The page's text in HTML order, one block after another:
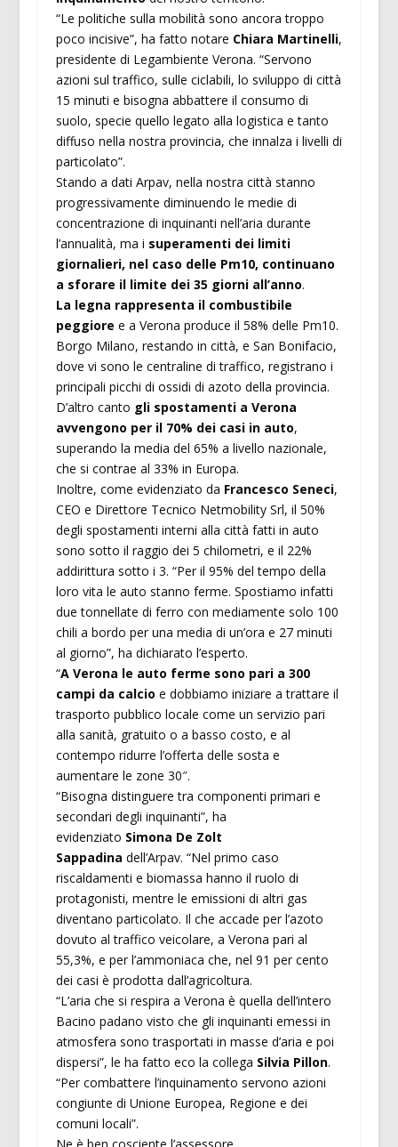
“Le politiche sulla mobilità sono ancora troppo
poco incisive”, ha fatto notare Chiara Martinelli,
presidente di Legambiente Verona. “Servono
azioni sul traffico, sulle ciclabili, lo sviluppo di città
15 minuti e bisogna abbattere il consumo di
suolo, specie quello legato alla logistica e tanto
diffuso nella nostra provincia, che innalza i livelli di
particolato”.
Stando a dati Arpav, nella nostra città stanno
progressivamente diminuendo le medie di
concentrazione di inquinanti nell’aria durante
l’annualità, ma i superamenti dei limiti
giornalieri, nel caso delle Pm10, continuano
a sforare il limite dei 35 giorni all’anno.
La legna rappresenta il combustibile
peggiore e a Verona produce il 58% delle Pm10.
Borgo Milano, restando in città, e San Bonifacio,
dove vi sono le centraline di traffico, registrano i
principali picchi di ossidi di azoto della provincia.
D’altro canto gli spostamenti a Verona
avvengono per il 70% dei casi in auto,
superando la media del 65% a livello nazionale,
che si contrae al 33% in Europa.
Inoltre, come evidenziato da Francesco Seneci,
CEO e Direttore Tecnico Netmobility Srl, il 50%
degli spostamenti interni alla città fatti in auto
sono sotto il raggio dei 5 chilometri, e il 22%
addirittura sotto i 3. “Per il 95% del tempo della
loro vita le auto stanno ferme. Spostiamo infatti
due tonnellate di ferro con mediamente solo 100
chili a bordo per una media di un’ora e 27 minuti
al giorno”, ha dichiarato l’esperto.
“A Verona le auto ferme sono pari a 300
campi da calcio e dobbiamo iniziare a trattare il
trasporto pubblico locale come un servizio pari
alla sanità, gratuito o a basso costo, e al
contempo ridurre l’offerta delle sosta e
aumentare le zone 30″.
“Bisogna distinguere tra componenti primari e
secondari degli inquinanti”, ha
evidenziato Simona De Zolt
Sappadina dell’Arpav. “Nel primo caso
riscaldamenti e biomassa hanno il ruolo di
protagonisti, mentre le emissioni di altri gas
diventano particolato. Il che accade per l’azoto
dovuto al traffico veicolare, a Verona pari al
55,3%, e per l’ammoniaca che, nel 91 per cento
dei casi è prodotta dall’agricoltura.
“L’aria che si respira a Verona è quella dell’intero
Bacino padano visto che gli inquinanti emessi in
atmosfera sono trasportati in masse d’aria e poi
dispersi”, le ha fatto eco la collega Silvia Pillon.
“Per combattere l’inquinamento servono azioni
congiunte di Unione Europea, Regione e dei
comuni locali”.